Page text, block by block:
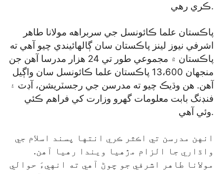
ڪري رهي.
پاڪستان علما ڪائونسل جي سربراهه مولانا طاهر
اشرفي نيوز لينز پاڪستان سان ڳالهائيندي چيو آهي ته
پاڪستان ۾ مجموعي طور تي 24 هزار مدرسا آهن جن
منجهان 13،600 پاڪستان علما ڪائونسل سان واڳيل
آهن. هن وڌيڪ چيو ته مدرسن جي رجسٽريشن، آڊٽ ۽
فنڊنگ بابت معلومات گهرو وزارت کي فراهم ڪئي
وئي آهي.
انهن مدرسن تي اڪثر ڪري انتها پسند اسلام جي
واڌاري جا الزام مڙهيا ويندا رهيا آهن.
مولانا طاهر اشرفي جو چوڻ آهي ته انهيءَ حوالي